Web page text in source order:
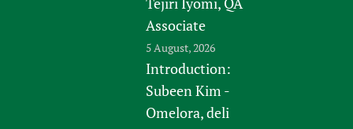
Associate
5 August, 2026
Introduction:
Subeen Kim -
Omelora, deli